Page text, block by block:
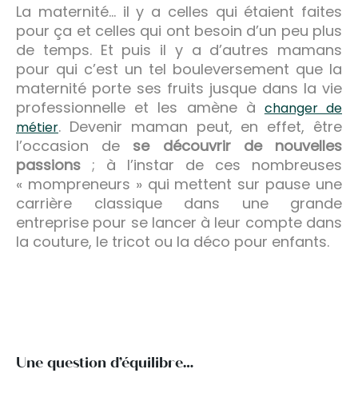
La maternité… il y a celles qui étaient faites
pour ça et celles qui ont besoin d’un peu plus
de temps. Et puis il y a d’autres mamans
pour qui c’est un tel bouleversement que la
maternité porte ses fruits jusque dans la vie
professionnelle et les amène à changer de
métier. Devenir maman peut, en effet, être
l’occasion de se découvrir de nouvelles
passions ; à l’instar de ces nombreuses
« mompreneurs » qui mettent sur pause une
carrière classique dans une grande
entreprise pour se lancer à leur compte dans
la couture, le tricot ou la déco pour enfants.
Une question d’équilibre…